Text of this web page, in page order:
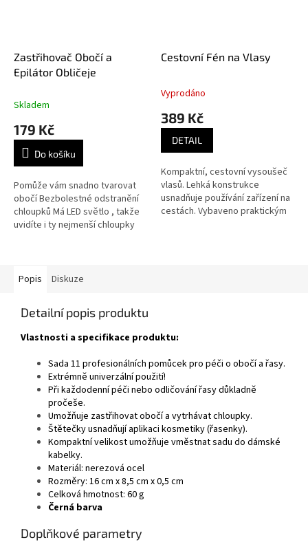
Zastřihovač Obočí a
Epilátor Obličeje
Skladem
179 Kč
Do košíku
Pomůže vám snadno tvarovat
obočí Bezbolestné odstranění
chloupků Má LED světlo , takže
uvidíte i ty nejmenší chloupky
Cestovní Fén na Vlasy
Průměrné
produktu
5
hvězdiček.
Vyprodáno
389 Kč
DETAIL
Kompaktní, cestovní vysoušeč
vlasů. Lehká konstrukce
usnadňuje používání zařízení na
cestách. Vybaveno praktickým
Popis Diskuze
Detailní popis produktu
Vlastnosti a specifikace produktu:
Sada 11 profesionálních pomůcek pro péči o obočí a řasy.
Extrémně univerzální použití!
Při každodenní péči nebo odličování řasy důkladně
pročeše.
Umožňuje zastřihovat obočí a vytrhávat chloupky.
Štětečky usnadňují aplikaci kosmetiky (řasenky).
Kompaktní velikost umožňuje vměstnat sadu do dámské
kabelky.
Materiál: nerezová ocel
Rozměry: 16 cm x 8,5 cm x 0,5 cm
Celková hmotnost: 60 g
Černá barva
Doplňkové parametry